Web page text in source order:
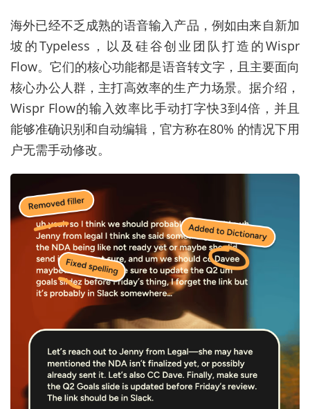
海外已经不乏成熟的语音输入产品，例如由来自新加
坡的Typeless，以及硅谷创业团队打造的Wispr
Flow。它们的核心功能都是语音转文字，且主要面向
核心办公人群，主打高效率的生产力场景。据介绍，
Wispr Flow的输入效率比手动打字快3到4倍，并且
能够准确识别和自动编辑，官方称在80% 的情况下用
户无需手动修改。